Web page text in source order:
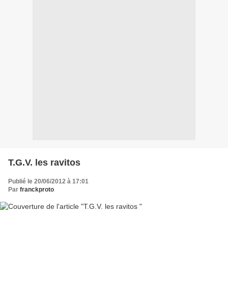
T.G.V. les ravitos
Publié le 20/06/2012 à 17:01
Par franckproto